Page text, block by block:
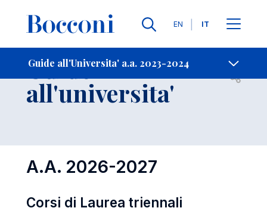
Lingue
EN IT
Guide all'Universita' a.a. 2023-2024
-
Guide
all'universita' Open
A.A. 2026-2027
Corsi di Laurea triennali